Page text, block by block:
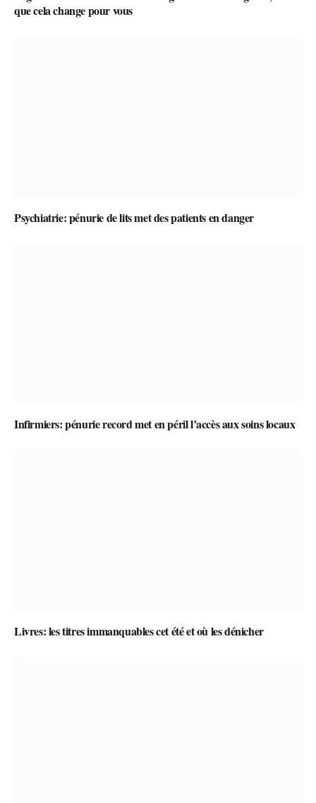
que cela change pour vous
Psychiatrie: pénurie de lits met des patients en danger
Infirmiers: pénurie record met en péril l’accès aux soins locaux
Livres: les titres immanquables cet été et où les dénicher